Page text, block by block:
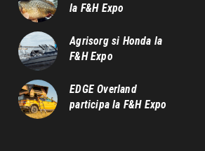
la F&H Expo
Agrisorg si Honda la
F&H Expo
EDGE Overland
participa la F&H Expo